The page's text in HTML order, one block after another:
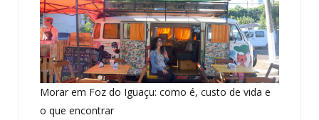
Morar em Foz do Iguaçu: como é, custo de vida e
o que encontrar